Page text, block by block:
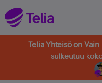
Telia Yhteisö on
sulkeutuu